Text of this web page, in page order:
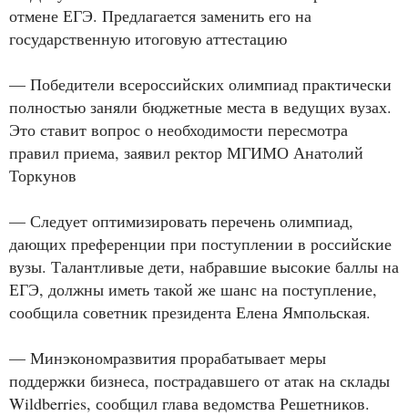
отмене ЕГЭ. Предлагается заменить его на
государственную итоговую аттестацию
— Победители всероссийских олимпиад практически
полностью заняли бюджетные места в ведущих вузах.
Это ставит вопрос о необходимости пересмотра
правил приема, заявил ректор МГИМО Анатолий
Торкунов
— Следует оптимизировать перечень олимпиад,
дающих преференции при поступлении в российские
вузы. Талантливые дети, набравшие высокие баллы на
ЕГЭ, должны иметь такой же шанс на поступление,
сообщила советник президента Елена Ямпольская.
— Минэкономразвития прорабатывает меры
поддержки бизнеса, пострадавшего от атак на склады
Wildberries, сообщил глава ведомства Решетников.